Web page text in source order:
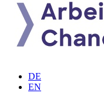
DE
EN